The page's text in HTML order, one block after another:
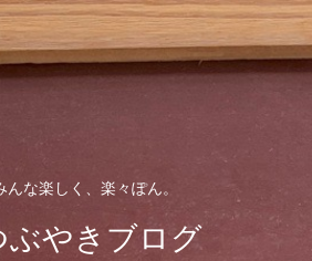
んな楽しく、楽々ぽん。
ぶやきブログ